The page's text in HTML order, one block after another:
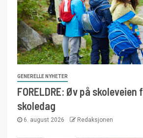
GENERELLE NYHETER
FORELDRE: Øv på
skoledag
6. august 2026 Redaksjonen